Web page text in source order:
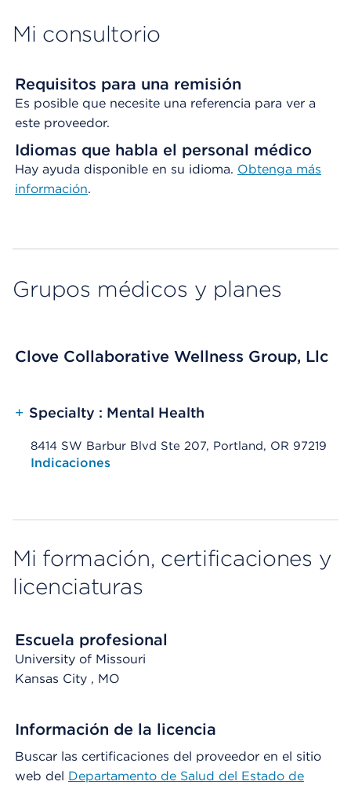
Mi consultorio
Requisitos para una remisión
Es posible que necesite una referencia para ver a
este proveedor.
Idiomas que habla el personal médico
Hay ayuda disponible en su idioma. Obtenga más
información.
Grupos médicos y planes
Clove Collaborative Wellness Group, Llc
+ Specialty : Mental Health
8414 SW Barbur Blvd Ste 207, Portland, OR 97219
Opens native map application on mobile devices
Indicaciones
Mi formación, certificaciones y
licenciaturas
Escuela profesional
University of Missouri
Kansas City , MO
Información de la licencia
Buscar las certificaciones del proveedor en el sitio
web del Departamento de Salud del Estado de